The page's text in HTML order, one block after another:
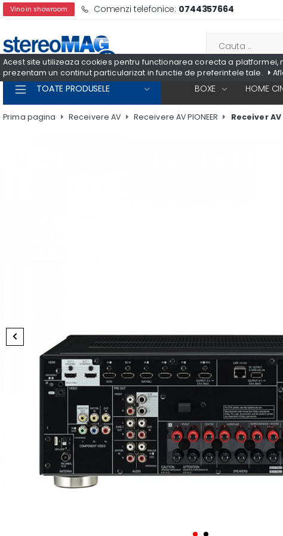
Acest site utilizeaza cookies pentru functionarea corecta a
prezentam un continut particularizat in functie de preferintele tale.
Vino in showroom Comenzi telefonice: 0744357664
TOATE PRODUSELE BOXE HOME
Prima pagina Receivere AV Receivere AV PIONEER Receiver